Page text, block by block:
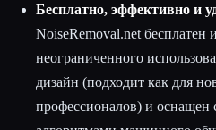
Бесплатно, эффективно и
NoiseRemoval.net бесплатен
неограниченного
дизайн (подходит как для
профессионалов) и